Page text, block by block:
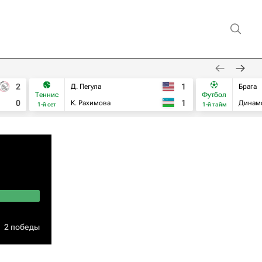
2
0
Теннис
1-й сет
Д. Пегула
К. Рахимова
1
1
Футбол
1-й тайм
Брага
2 победы